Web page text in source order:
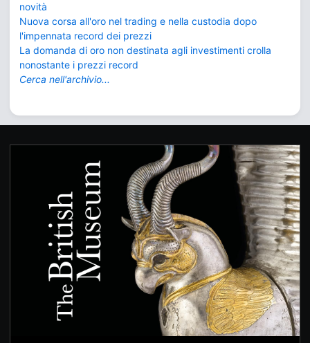
novità
Nuova corsa all'oro nel trading e nella custodia dopo
l'impennata record dei prezzi
La domanda di oro non destinata agli investimenti crolla
nonostante i prezzi record
Cerca nell'archivio...